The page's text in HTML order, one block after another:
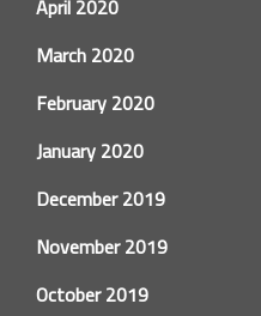
April 2020
March 2020
February 2020
January 2020
December 2019
November 2019
October 2019